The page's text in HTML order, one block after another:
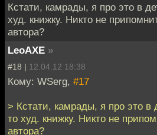
Кстати, камрады, я про это в
худ. книжку. Никто не
автора?
LeoAXE »
#18 | 12.04.12 18:38
Кому: WSerg, #17
> Кстати, камрады, я про это в
то худ. книжку. Никто не
автора?